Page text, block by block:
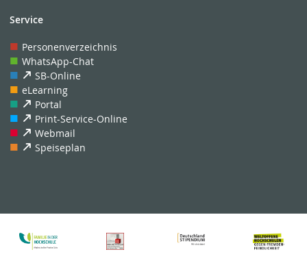
Service
Personenverzeichnis
WhatsApp-Chat
SB-Online
eLearning
Portal
Print-Service-Online
Webmail
Speiseplan